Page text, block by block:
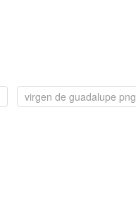
virgen de guadalupe png